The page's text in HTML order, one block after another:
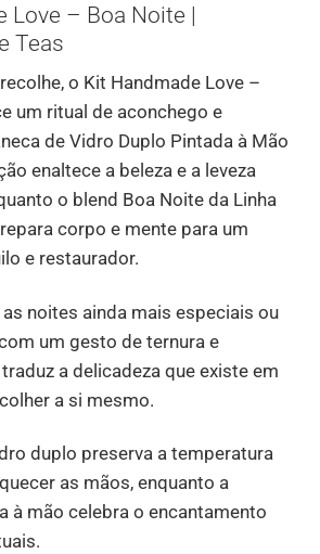
Love – Boa Noite |
Teas
o Kit Handmade Love –
um ritual de aconchego e
de Vidro Duplo Pintada à Mão
enaltece a beleza e a leveza
o blend Boa Noite da Linha
corpo e mente para um
e restaurador.
noites ainda mais especiais ou
um gesto de ternura e
a delicadeza que existe em
a si mesmo.
duplo preserva a temperatura
as mãos, enquanto a
à mão celebra o encantamento